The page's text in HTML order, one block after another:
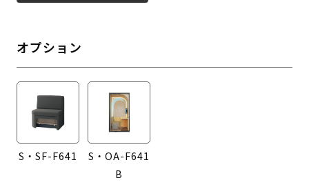
オプション
S・SF-F641
S・OA-F641
B